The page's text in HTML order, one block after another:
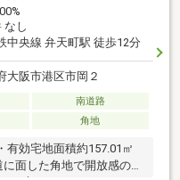
なし
中央線 弁天町駅 徒歩12分
大阪市港区市岡２
南道路
角地
効宅地面積約157.01㎡
面した角地で開放感のあ